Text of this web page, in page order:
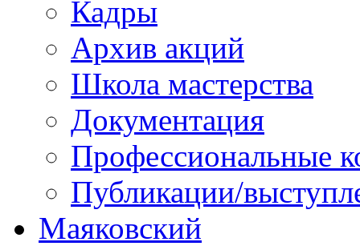
Кадры
Архив акций
Школа мастерства
Документация
Профессиональные
Публикации/
Маяковский